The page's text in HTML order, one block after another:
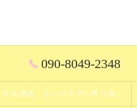
090-8049-2348
北久里浜 心とカラダに寄り添うサロン